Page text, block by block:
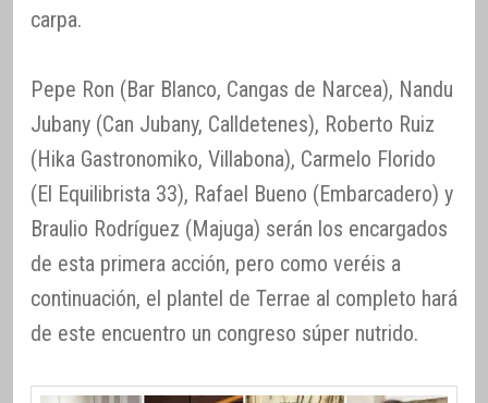
carpa.
Pepe Ron (Bar Blanco, Cangas de Narcea), Nandu
Jubany (Can Jubany, Calldetenes), Roberto Ruiz
(Hika Gastronomiko, Villabona), Carmelo Florido
(El Equilibrista 33), Rafael Bueno (Embarcadero) y
Braulio Rodríguez (Majuga) serán los encargados
de esta primera acción, pero como veréis a
continuación, el plantel de Terrae al completo hará
de este encuentro un congreso súper nutrido.